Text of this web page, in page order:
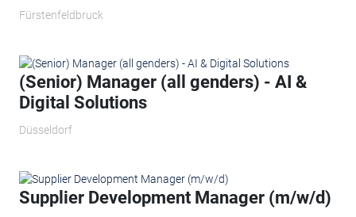
Fürstenfeldbruck
(Senior) Manager (all genders) - AI &
Digital Solutions
Düsseldorf
Supplier Development Manager (m/w/d)